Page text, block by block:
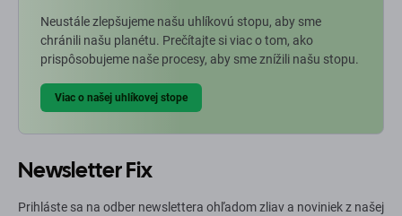
Neustále zlepšujeme našu uhlíkovú stopu, aby sme
chránili našu planétu. Prečítajte si viac o tom, ako
prispôsobujeme naše procesy, aby sme znížili našu stopu.
Viac o našej uhlíkovej stope
Newsletter Fix
Prihláste sa na odber newslettera ohľadom zliav a noviniek z našej